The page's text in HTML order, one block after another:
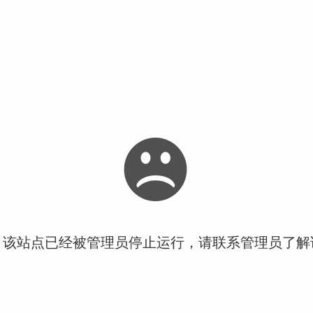
站点已经被管理员停止运行，请联系管理员了